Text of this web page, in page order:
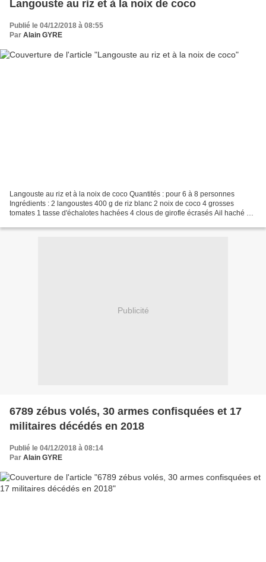
Langouste au riz et à la noix de coco
Publié le 04/12/2018 à 08:55
Par Alain GYRE
Langouste au riz et à la noix de coco Quantités : pour 6 à 8 personnes
Ingrédients : 2 langoustes 400 g de riz blanc 2 noix de coco 4 grosses
tomates 1 tasse d'échalotes hachées 4 clous de girofle écrasés Ail haché 4
Publicité
6789 zébus volés, 30 armes confisquées et 17
militaires décédés en 2018
Publié le 04/12/2018 à 08:14
Par Alain GYRE